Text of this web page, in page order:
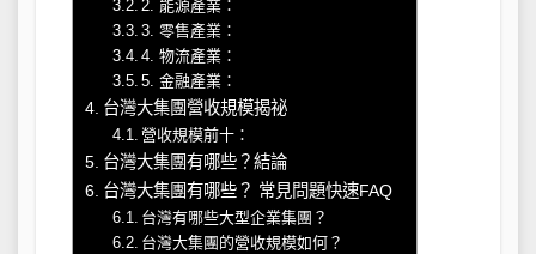
2. 能源產業：
3. 零售產業：
4. 物流產業：
5. 金融產業：
台灣大集團營收規模揭祕
營收規模前十：
台灣大集團有哪些？結論
台灣大集團有哪些？ 常見問題快速FAQ
台灣有哪些大型企業集團？
台灣大集團的營收規模如何？